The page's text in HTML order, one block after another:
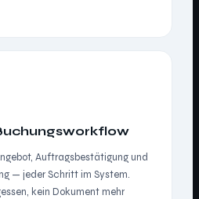
Auftragsbestätigung und
— jeder Schritt im System.
kein Dokument mehr